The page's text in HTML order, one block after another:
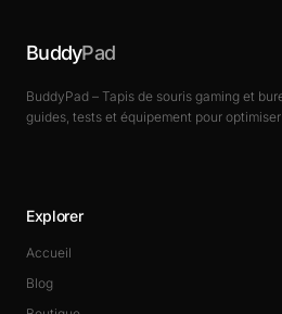
BuddyPad
BuddyPad – Tapis de souris gaming et
guides, tests et équipement pour
Explorer
Accueil
Blog